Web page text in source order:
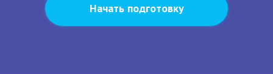
Начать подготовку